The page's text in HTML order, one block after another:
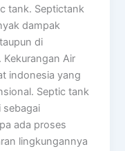
tank. Septictank
dampak
di
Kekurangan Air
indonesia yang
Septic tank
sebagai
ada proses
lingkungannya